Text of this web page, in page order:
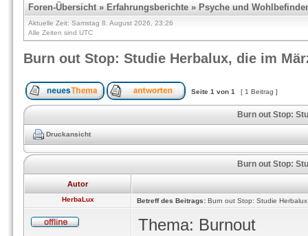
Foren-Übersicht» Erfahrungsberichte » Psyche und
Aktuelle Zeit: Samstag 8. August 2026, 23:26
Alle Zeiten sind UTC
Burn out Stop: Studie Herbalux, die im
Seite 1 von 1 [ 1 Beitrag ]
Burn out Stop:
Druckansicht
Burn out Stop:
Autor
HerbaLux Betreff des Beitrags: Burn out Stop: Studie
Thema: Burnout